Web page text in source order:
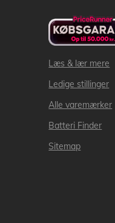
Læs & lær mere
Ledige stillinger
Alle varemærker
Batteri Finder
Sitemap